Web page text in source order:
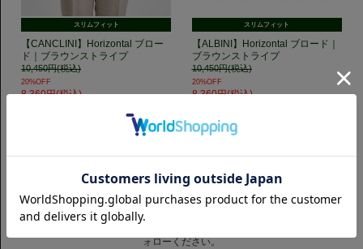
スリムフィット
【CANCLINI】Horizontal ブロー
ド｜ブラウンストライプ
10,450円(税込)
20%OFF
8,360円(税込)
スリムフィット
【ALBINI】Horizontal ブロード｜
ブラウンストライプ
10,450円(税込)
20%OFF
8,360円(税込)
ォローください。